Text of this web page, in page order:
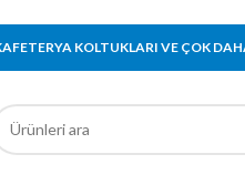
KOLTUKLARI VE ÇOK